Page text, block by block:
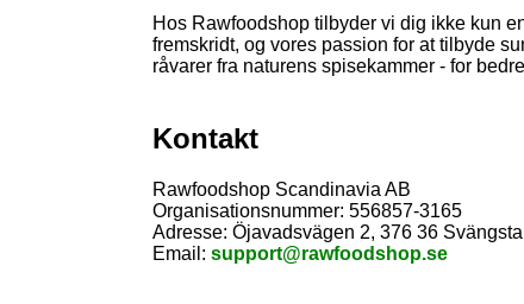
Hos Rawfoodshop tilbyder vi dig ikke kun
fremskridt, og vores passion for at tilbyde
råvarer fra naturens spisekammer - for
Kontakt
Rawfoodshop Scandinavia AB
Organisationsnummer: 556857-3165
Adresse: Öjavadsvägen 2, 376 36 Svängsta
Email: support@rawfoodshop.se